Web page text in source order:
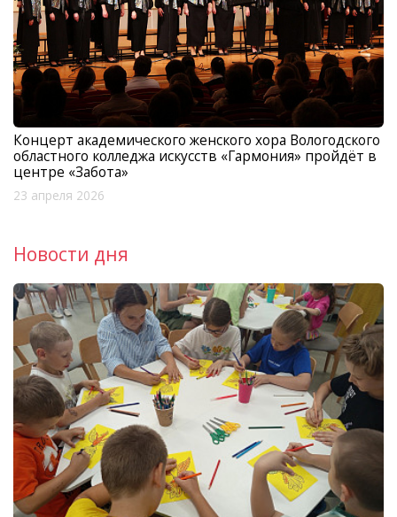
Концерт академического женского хора Вологодского
областного колледжа искусств «Гармония» пройдёт в
центре «Забота»
23 апреля 2026
Новости дня